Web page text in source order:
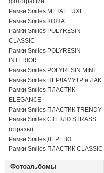
фотографий
Рамки Smiles METAL LUXE
Рамки Smiles КОЖА
Рамки Smiles POLYRESIN
CLASSIC
Рамки Smiles POLYRESIN
INTERIOR
Рамки Smiles POLYRESIN MINI
Рамки Smiles ПЕРЛАМУТР и ЛАК
Рамки Smiles ПЛАСТИК
ELEGANCE
Рамки Smiles ПЛАСТИК TRENDY
Рамки Smiles СТЕКЛО STRASS
(стразы)
Рамки Smiles ДЕРЕВО
Рамки Smiles ПЛАСТИК CLASSIC
Фотоальбомы